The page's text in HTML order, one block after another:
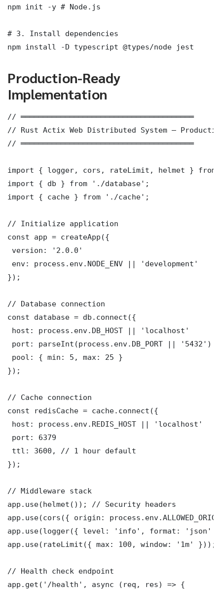
npm init -y # Node.js
# 3. Install dependencies
npm install -D typescript @types/node jest
Production-Ready
Implementation
// ═══════════════════════════════════════
// Rust Actix Web Distributed System —
// ═══════════════════════════════════════
import { logger, cors, rateLimit, helmet } from
import { db } from './database';
import { cache } from './cache';
// Initialize application
const app = createApp({
version: '2.0.0'
env: process.env.NODE_ENV || 'development'
});
// Database connection
const database = db.connect({
host: process.env.DB_HOST || 'localhost'
port: parseInt(process.env.DB_PORT || '5432')
pool: { min: 5, max: 25 }
});
// Cache connection
const redisCache = cache.connect({
host: process.env.REDIS_HOST || 'localhost'
port: 6379
ttl: 3600, // 1 hour default
});
// Middleware stack
app.use(helmet()); // Security headers
app.use(cors({ origin:
app.use(logger({ level: 'info', format: 'json'
app.use(rateLimit({ max: 100, window: '1m' }));
// Health check endpoint
app.get('/health', async (req, res) => {